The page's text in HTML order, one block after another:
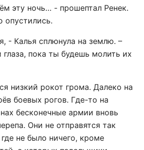
эту ночь… - прошептал Ренек.
опустились.
- Калья сплюнула на землю. –
пока ты будешь молить их
низкий рокот грома. Далеко на
боевых рогов. Где-то на
бесконечные армии вновь
Они не отправятся так
не было ничего, кроме